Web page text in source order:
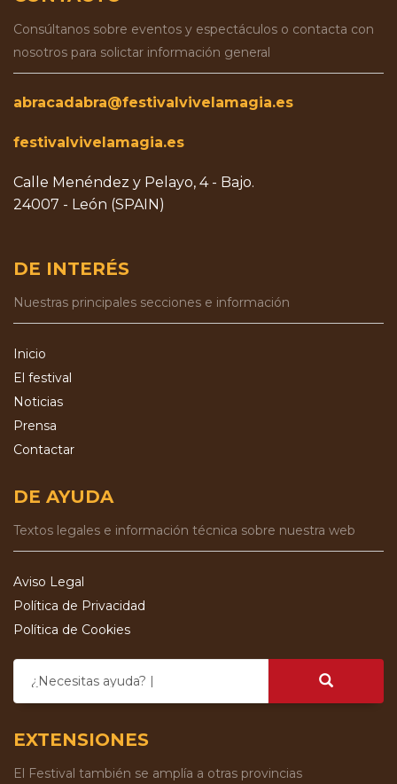
Consúltanos sobre eventos y espectáculos o contacta con
nosotros para solictar información general
abracadabra@festivalvivelamagia.es
festivalvivelamagia.es
Calle Menéndez y Pelayo, 4 - Bajo.
24007 - León (SPAIN)
DE INTERÉS
Nuestras principales secciones e información
Inicio
El festival
Noticias
Prensa
Contactar
DE AYUDA
Textos legales e información técnica sobre nuestra web
Aviso Legal
Política de Privacidad
Política de Cookies
¿Necesitas ayuda?
EXTENSIONES
El Festival también se amplía a otras provincias